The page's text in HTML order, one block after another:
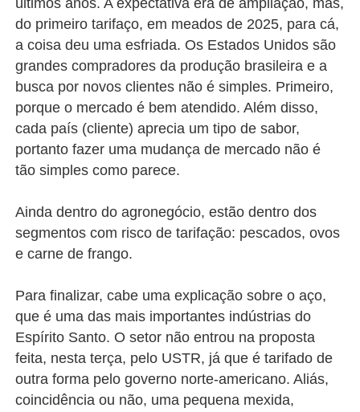
últimos anos. A expectativa era de ampliação, mas,
do primeiro tarifaço, em meados de 2025, para cá,
a coisa deu uma esfriada. Os Estados Unidos são
grandes compradores da produção brasileira e a
busca por novos clientes não é simples. Primeiro,
porque o mercado é bem atendido. Além disso,
cada país (cliente) aprecia um tipo de sabor,
portanto fazer uma mudança de mercado não é
tão simples como parece.
Ainda dentro do agronegócio, estão dentro dos
segmentos com risco de tarifação: pescados, ovos
e carne de frango.
Para finalizar, cabe uma explicação sobre o aço,
que é uma das mais importantes indústrias do
Espírito Santo. O setor não entrou na proposta
feita, nesta terça, pelo USTR, já que é tarifado de
outra forma pelo governo norte-americano. Aliás,
coincidência ou não, uma pequena mexida,